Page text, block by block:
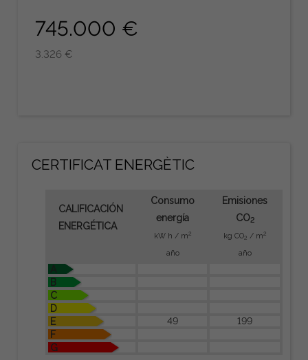
745.000 €
3.326 €
CERTIFICAT ENERGÈTIC
CALIFICACIÓN
ENERGÉTICA
Consumo
energía
kW h / m2
año
Emisiones
CO2
kg CO2 / m2
año
A
B
C
D
E
49
199
F
G